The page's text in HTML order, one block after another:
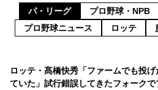
パ・リーグ プロ野球・NPB
プロ野球ニュース
ロッテ
ロッテ・髙橋快秀「ファームでも投
ていた」試行錯誤してきたフォーク